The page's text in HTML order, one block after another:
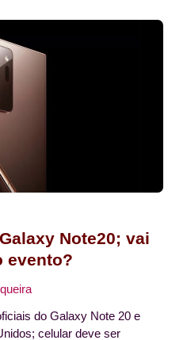
Note20; vai
evento?
do Galaxy Note 20 e
celular deve ser